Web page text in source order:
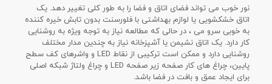
نور خوب می تواند فضای اتاق و فضا را به طور کلی تغییر دهد. یک
اتاق خشکشویی یا لوازم بهداشتی با فلورسنت بدون تابش خیره کننده
به خوبی سرو می ، در حالی که مطالعه نیاز به توجه ویژه به روشنایی
کار دارد. یک اتاق نشیمن یا آشپزخانه نیاز به چندین مدار مختلف
روشنایی دارد و ممکن است ترکیبی از نقاط LED و واشرهای کف سطح
پایین، چراغ های کار صفحه زیر صفحه LED و چراغ ولتاژ شبکه اصلی
برای ایجاد عمق و بافت در فضا باشد.